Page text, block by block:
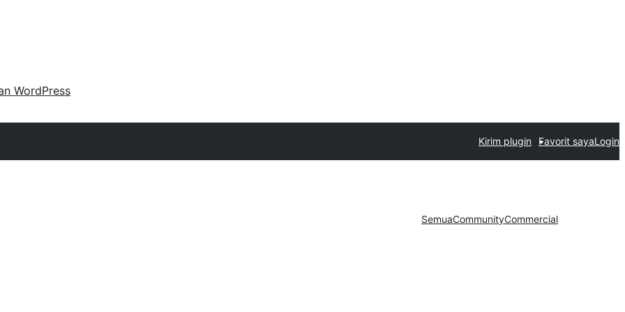
WordPress
Kirim plugin Favorit sayaLogin
SemuaCommunityCommercial